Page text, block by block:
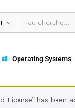
Operating Systems
License” has been